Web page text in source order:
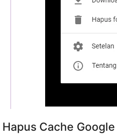
Hapus Cache